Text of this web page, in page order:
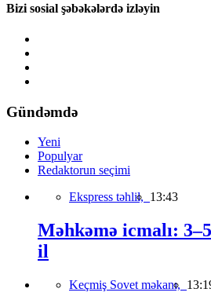
Bizi sosial şəbəkələrdə izləyin
Gündəmdə
Yeni
Populyar
Redaktorun seçimi
Ekspress təhlil, 13:43
Məhkəmə icmalı:
il
Keçmiş Sovet məkanı,